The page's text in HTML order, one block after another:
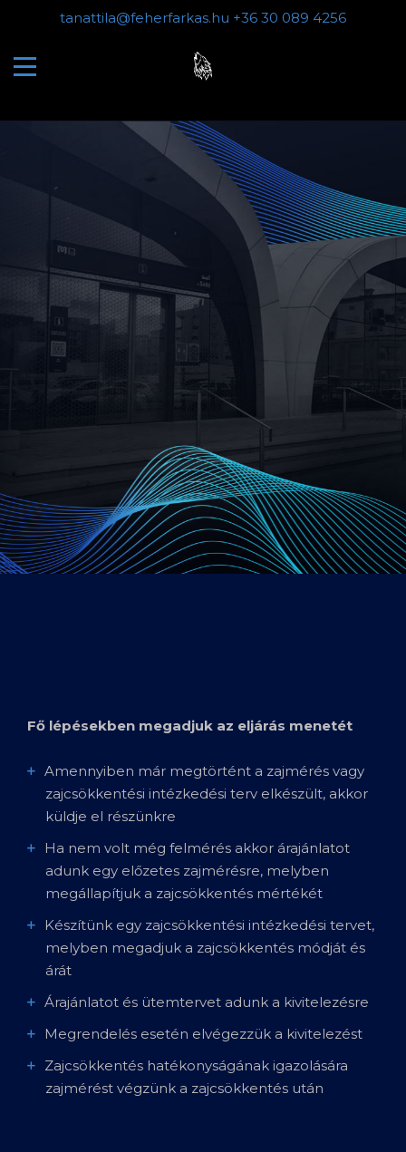
tanattila@feherfarkas.hu +36 30 089 4256
Fő lépésekben megadjuk az eljárás menetét
Amennyiben már megtörtént a zajmérés vagy
zajcsökkentési intézkedési terv elkészült, akkor
küldje el részünkre
Ha nem volt még felmérés akkor árajánlatot
adunk egy előzetes zajmérésre, melyben
megállapítjuk a zajcsökkentés mértékét
Készítünk egy zajcsökkentési intézkedési tervet,
melyben megadjuk a zajcsökkentés módját és
árát
Árajánlatot és ütemtervet adunk a kivitelezésre
Megrendelés esetén elvégezzük a kivitelezést
Zajcsökkentés hatékonyságának igazolására
zajmérést végzünk a zajcsökkentés után